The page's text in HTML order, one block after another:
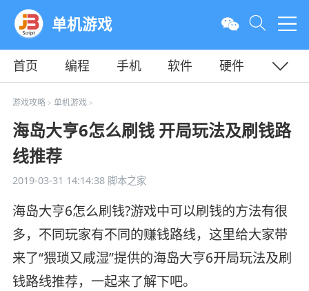
单机游戏
首页 编程 手机 软件
硬件
教程
平面
游戏攻略> 单机游戏>
海岛大亨6怎么刷钱 开局玩法及刷钱路
线推荐
2019-03-31 14:14:38脚本之家
海岛大亨6怎么刷钱?游戏中可以刷钱的方法有很
多，不同玩家有不同的赚钱路线，这里给大家带
来了“猥琐又咸湿”提供的海岛大亨6开局玩法及刷
钱路线推荐，一起来了解下吧。